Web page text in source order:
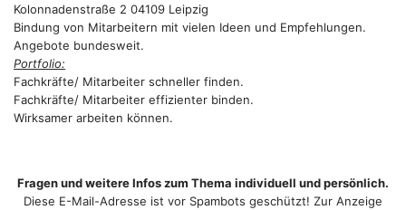
Kolonnadenstraße 2 04109 Leipzig
Bindung von Mitarbeitern mit vielen Ideen und Empfehlungen.
Angebote bundesweit.
Portfolio:
Fachkräfte/ Mitarbeiter schneller finden.
Fachkräfte/ Mitarbeiter effizienter binden.
Wirksamer arbeiten können.
Fragen und weitere Infos zum Thema individuell und persönlich.
Diese E-Mail-Adresse ist vor Spambots geschützt! Zur Anzeige